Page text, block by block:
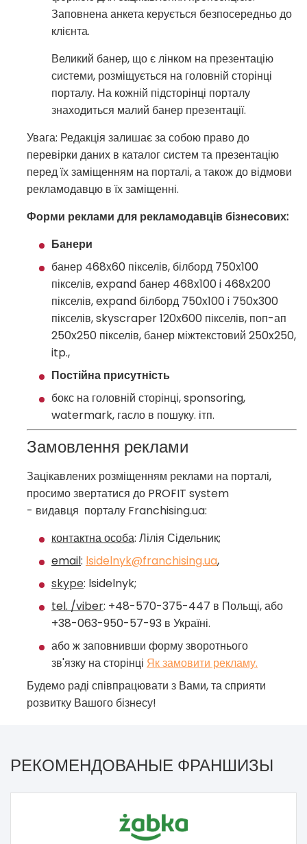
Заповнена анкета керується безпосередньо до
клієнта.
Великий банер, що є лінком на презентацію
системи, розміщується на головній сторінці
порталу. На кожній підсторінці порталу
знаходиться малий банер презентації.
Увага: Редакція залишає за собою право до
перевірки даних в каталог систем та презентацію
перед їх заміщенням на порталі, а також до відмови
рекламодавцю в їх заміщенні.
Форми реклами для рекламодавців бізнесових:
Банери
банер 468x60 пікселів, білборд 750x100
пікселів, expand банер 468x100 i 468x200
пікселів, expand білборд 750x100 i 750x300
пікселів, skyscraper 120x600 пікселів, поп-ап
250x250 пікселів, банер міжтекстовий 250x250,
itp.,
Постійна присутність
бокс на головній сторінці, sponsoring,
watermark, гасло в пошуку. ітп.
Замовлення реклами
Зацікавлених розміщенням реклами на порталі,
просимо звертатися до PROFIT system
- видавця порталу Franchising.ua:
контактна особа: Лілія Сідельник;
email: lsidelnyk@franchising.ua,
skype: lsidelnyk;
tel. /viber: +48-570-375-447 в Польщі, або
+38-063-950-57-93 в Україні.
або ж заповнивши форму зворотнього
зв'язку на сторінці Як замовити рекламу.
Будемо раді співпрацювати з Вами, та сприяти
розвитку Вашого бізнесу!
РЕКОМЕНДОВАНЫЕ ФРАНШИЗЫ